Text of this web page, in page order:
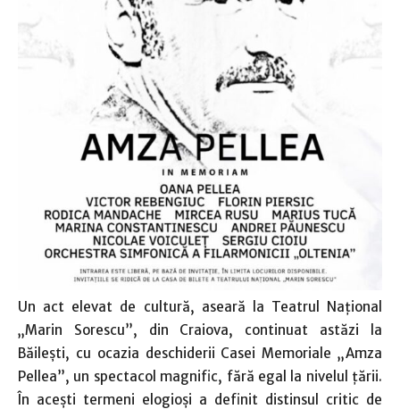
Un act elevat de cultură, aseară la Teatrul Naţional
„Marin Sorescu”, din Craiova, continuat astăzi la
Băileşti, cu ocazia deschiderii Casei Memoriale „Amza
Pellea”, un spectacol magnific, fără egal la nivelul ţării.
În aceşti termeni elogioşi a definit distinsul critic de